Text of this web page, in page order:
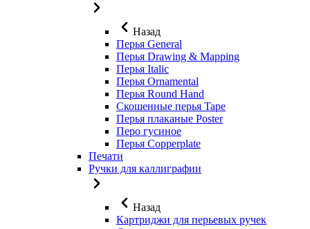
Назад
Перья General
Перья Drawing & Mapping
Перья Italic
Перья Ornamental
Перья Round Hand
Скошенные перья Tape
Перья плаканые Poster
Перо гусиное
Перья Copperplate
Печати
Ручки для каллиграфии
Назад
Картриджи для перьевых ручек